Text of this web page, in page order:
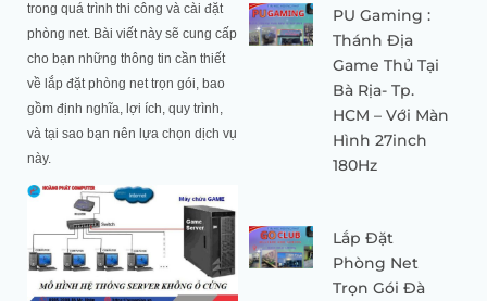
trong quá trình thi công và cài đặt
phòng net. Bài viết này sẽ cung cấp
cho bạn những thông tin cần thiết
về lắp đặt phòng net trọn gói, bao
gồm định nghĩa, lợi ích, quy trình,
và tại sao bạn nên lựa chọn dịch vụ
này.
PU Gaming :
Thánh Địa
Game Thủ Tại
Bà Rịa- Tp.
HCM – Với Màn
Hình 27inch
180Hz
Lắp Đặt
Phòng Net
Trọn Gói Đà